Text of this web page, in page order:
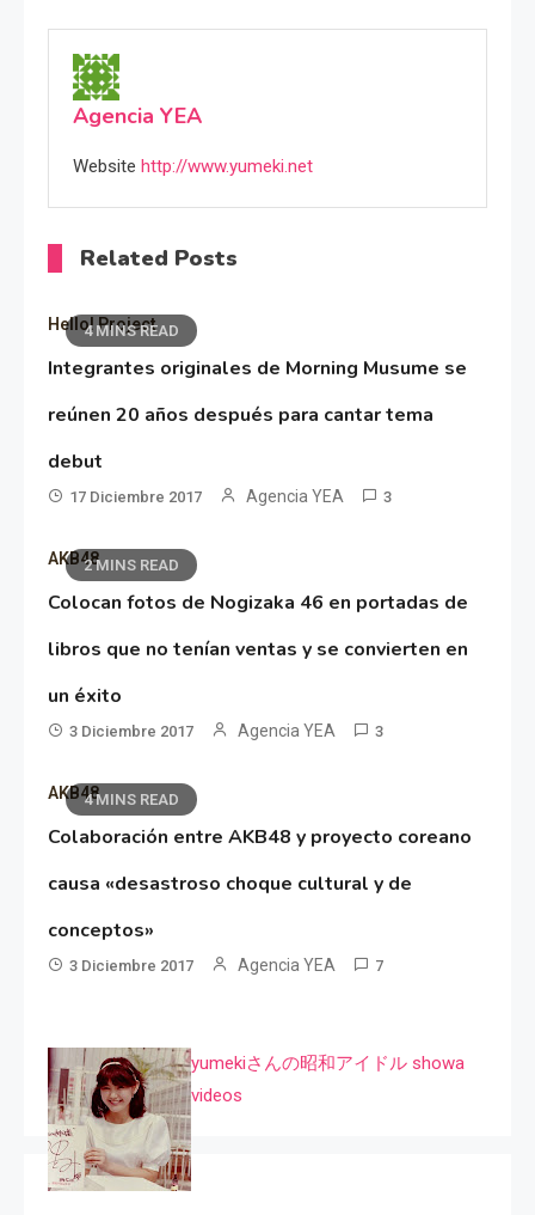
Agencia YEA
Website http://www.yumeki.net
Related Posts
4 MINS READ
Hello! Project
Integrantes originales de Morning Musume se
reúnen 20 años después para cantar tema
debut
17 Diciembre 2017 Agencia YEA 3
2 MINS READ
AKB48
Colocan fotos de Nogizaka 46 en portadas de
libros que no tenían ventas y se convierten en
un éxito
3 Diciembre 2017 Agencia YEA 3
4 MINS READ
AKB48
Colaboración entre AKB48 y proyecto coreano
causa «desastroso choque cultural y de
conceptos»
3 Diciembre 2017 Agencia YEA 7
yumekiさんの昭和アイドル showa
videos